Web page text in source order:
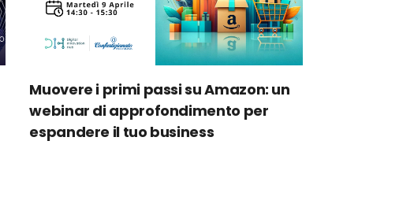
Muovere i primi passi su Amazon: un
webinar di approfondimento per
espandere il tuo business